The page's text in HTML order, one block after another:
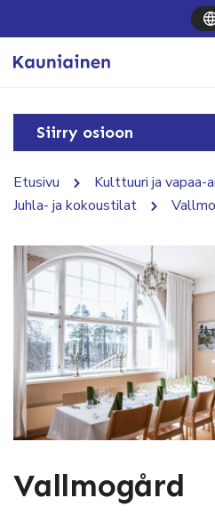
Siirry osioon
Etusivu
Kulttuuri ja vapaa-
Juhla- ja kokoustilat
Vallmogård